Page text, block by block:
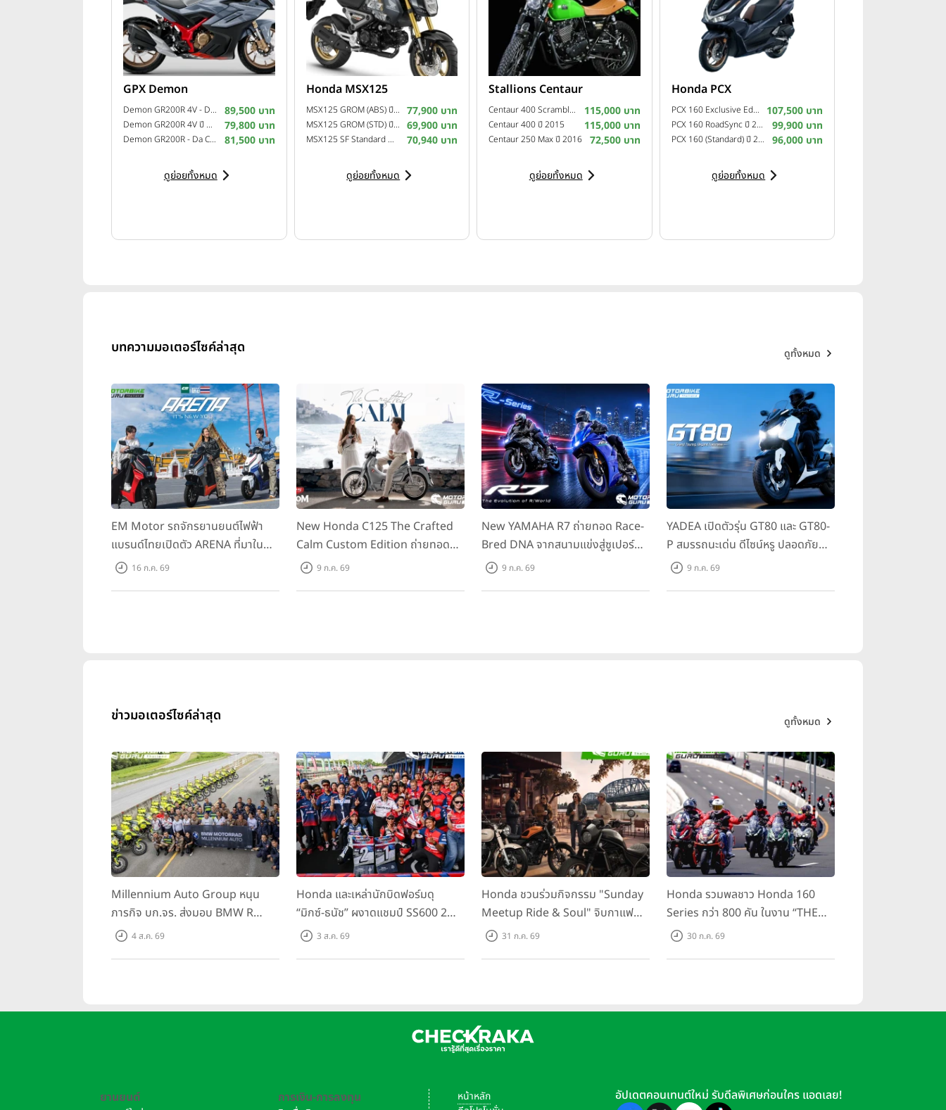
(Oscar Gutiérrez)
และดิมัส เอ็กกี ปราตามา (Dimas Ekky Pratama) อันเดรีย อิอันโนเนถือเป็นหนึ่งในชื่อที่เป็นที่จดจำมากที่สุดในวงการแข่งขัน
จักรยานยนต์ทางเรียบยุคใหม่ จากผลงานการเป็นอดีตผู้ชนะการแข่งขันทั้งในรายการ MotoGP™ และ FIM Superbike World
Championship พร้อมนำประสบการณ์จากการแข่งขันระดับสูงสุด รวมถึงสไตล์การขับขี่อันดุดันและสัญชาตญาณอันเฉียบคมมาสู่ทีม Niti
Racing ส่งให้อันเดรีย อิอันโนเนก้าวขึ้นสู่การเป็นหนึ่งในผู้ท้าชิงแถวหน้าได้อย่างน่าจับตามองตั้งแต่สนามแรก ตอกย้ำความดุเดือดของการ
แข่งขันในฤดูกาลเปิดตัวได้อย่างชัดเจน
GPX Demon
Demon GR200R 4V - Da Corsa 2 ปี 2022 89,500 บาท
Demon GR200R 4V ปี 2021 79,800 บาท
Demon GR200R - Da Corsa ปี 2020 81,500 บาท
ดูย่อยทั้งหมด
Honda MSX125
MSX125 GROM (ABS) ปี 2022 77,900 บาท
MSX125 GROM (STD) ปี 2022 69,900 บาท
MSX125 SF Standard MY20 ปี 2020 70,940 บาท
ดูย่อยทั้งหมด
Stallions Centaur
Centaur 400 Scrambler ปี 2016 115,000 บาท
Centaur 400 ปี 2015 115,000 บาท
Centaur 250 Max ปี 2016 72,500 บาท
ดูย่อยทั้งหมด
Honda PCX
PCX 160 Exclusive Edition ปี 2025 107,500 บาท
PCX 160 RoadSync ปี 2025 99,900 บาท
PCX 160 (Standard) ปี 2025 96,000 บาท
ดูย่อยทั้งหมด
บทความมอเตอร์ไซค์ล่าสุด ดูทั้งหมด
EM Motor รถจักรยานยนต์ไฟฟ้า
แบรนด์ไทยเปิดตัว ARENA ที่มาใน
ราคาพิเศษ 55,500 บาท สำหรับลูกค้า
16 ก.ค. 69
New Honda C125 The Crafted
Calm Custom Edition ถ่ายทอด
ความคลาสสิกด้วยคู่สีพิเศษ มากับ
9 ก.ค. 69
New YAMAHA R7 ถ่ายทอด Race-
Bred DNA จากสนามแข่งสู่ซูเปอร์
สปอร์ตคลาสกลางที่เข้าถึงได้จริง ใน
9 ก.ค. 69
YADEA เปิดตัวรุ่น GT80 และ GT80-
P สมรรถนะเด่น ดีไซน์หรู ปลอดภัย
ราคาเข้าถึงง่าย จดทะเบียนได้ มี 3 สี
9 ก.ค. 69
ข่าวมอเตอร์ไซค์ล่าสุด ดูทั้งหมด
Millennium Auto Group หนุน
ภารกิจ บก.จร. ส่งมอบ BMW R
1300 GS และ F 900 GS Adventure
4 ส.ค. 69
Honda และเหล่านักบิดฟอร์มดุ
“มิกซ์-ธนัช” ผงาดแชมป์ SS600 2
สนามติด “ข้าวกล้อง” คว้าที่ 2 ศึก
3 ส.ค. 69
Honda ชวนร่วมกิจกรรม "Sunday
Meetup Ride & Soul" จิบกาแฟ
พูดคุย แลกเปลี่ยนเรื่องราว และขับขี่
31 ก.ค. 69
Honda รวมพลชาว Honda 160
Series กว่า 800 คัน ในงาน “THE
ONE-SIXTI-ER ตัวจริง 160 RIDE
30 ก.ค. 69
ยานยนต์ การเงิน-การลงทุน
หน้าหลัก
อัปเดตคอนเทนต์ใหม่ รับดีลพิเศษก่อนใคร แอดเลย!